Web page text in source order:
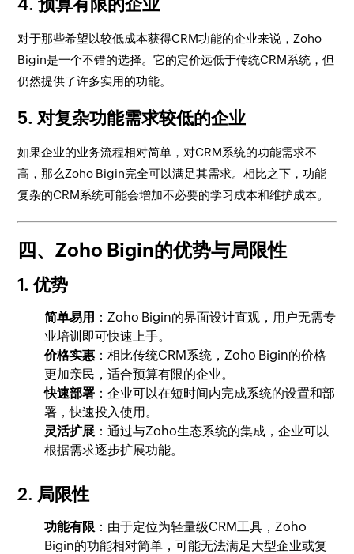
4.预算有限的企业
对于那些希望以较低成本获得CRM功能的企业来说，Zoho
Bigin是一个不错的选择。它的定价远低于传统CRM系统，但
仍然提供了许多实用的功能。
5.对复杂功能需求较低的企业
如果企业的业务流程相对简单，对CRM系统的功能需求不
高，那么Zoho Bigin完全可以满足其需求。相比之下，功能
复杂的CRM系统可能会增加不必要的学习成本和维护成本。
四、Zoho Bigin的优势与局限性
1.优势
简单易用 ：Zoho Bigin的界面设计直观，用户无需专
业培训即可快速上手。
价格实惠 ：相比传统CRM系统，Zoho Bigin的价格
更加亲民，适合预算有限的企业。
快速部署 ：企业可以在短时间内完成系统的设置和部
署，快速投入使用。
灵活扩展 ：通过与Zoho生态系统的集成，企业可以
根据需求逐步扩展功能。
2. 局限性
功能有限 ：由于定位为轻量级CRM工具，Zoho
Bigin的功能相对简单，可能无法满足大型企业或复